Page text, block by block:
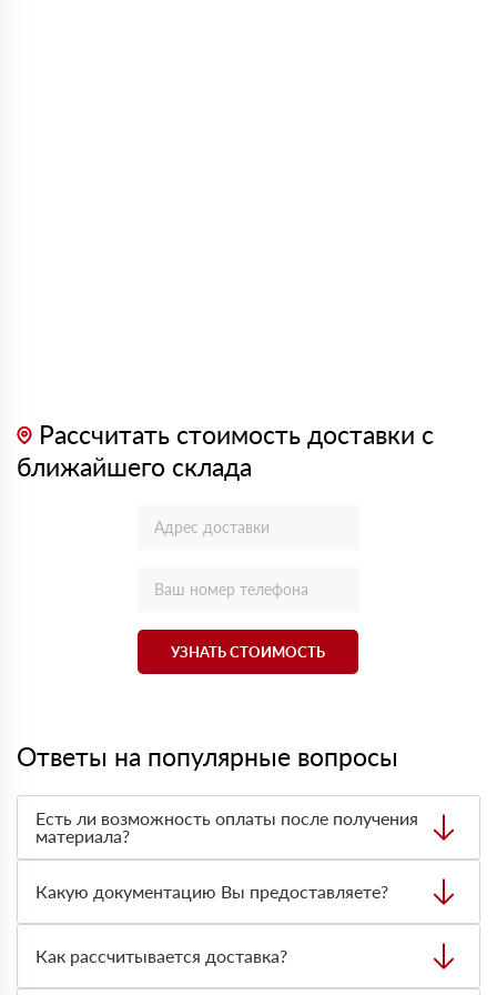
Рассчитать стоимость доставки с
ближайшего склада
УЗНАТЬ СТОИМОСТЬ
Ответы на популярные вопросы
Есть ли возможность оплаты после получения
материала?
оплата по факту получения товара. При этом, если
доставленный товар был ненадлежащего качества, то
Вы вправе от него отказаться.
Какую документацию Вы предоставляете?
сертификаты и паспорта качества, а также товарно-
транспортную накладную.
Как рассчитывается доставка?